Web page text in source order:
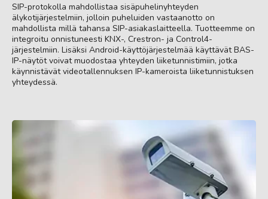
SIP-protokolla mahdollistaa sisäpuhelinyhteyden
älykotijärjestelmiin, jolloin puheluiden vastaanotto on
mahdollista millä tahansa SIP-asiakaslaitteella. Tuotteemme on
integroitu onnistuneesti KNX-, Crestron- ja Control4-
järjestelmiin. Lisäksi Android-käyttöjärjestelmää käyttävät BAS-
IP-näytöt voivat muodostaa yhteyden liiketunnistimiin, jotka
käynnistävät videotallennuksen IP-kameroista liiketunnistuksen
yhteydessä.